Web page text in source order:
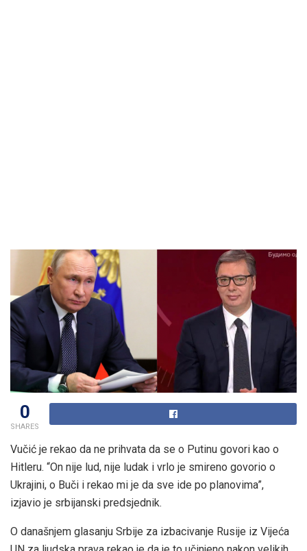
0
SHARES
Vučić je rekao da ne prihvata da se o Putinu govori kao o
Hitleru. “On nije lud, nije ludak i vrlo je smireno govorio o
Ukrajini, o Buči i rekao mi je da sve ide po planovima”,
izjavio je srbijanski predsjednik.
O današnjem glasanju Srbije za izbacivanje Rusije iz Vijeća